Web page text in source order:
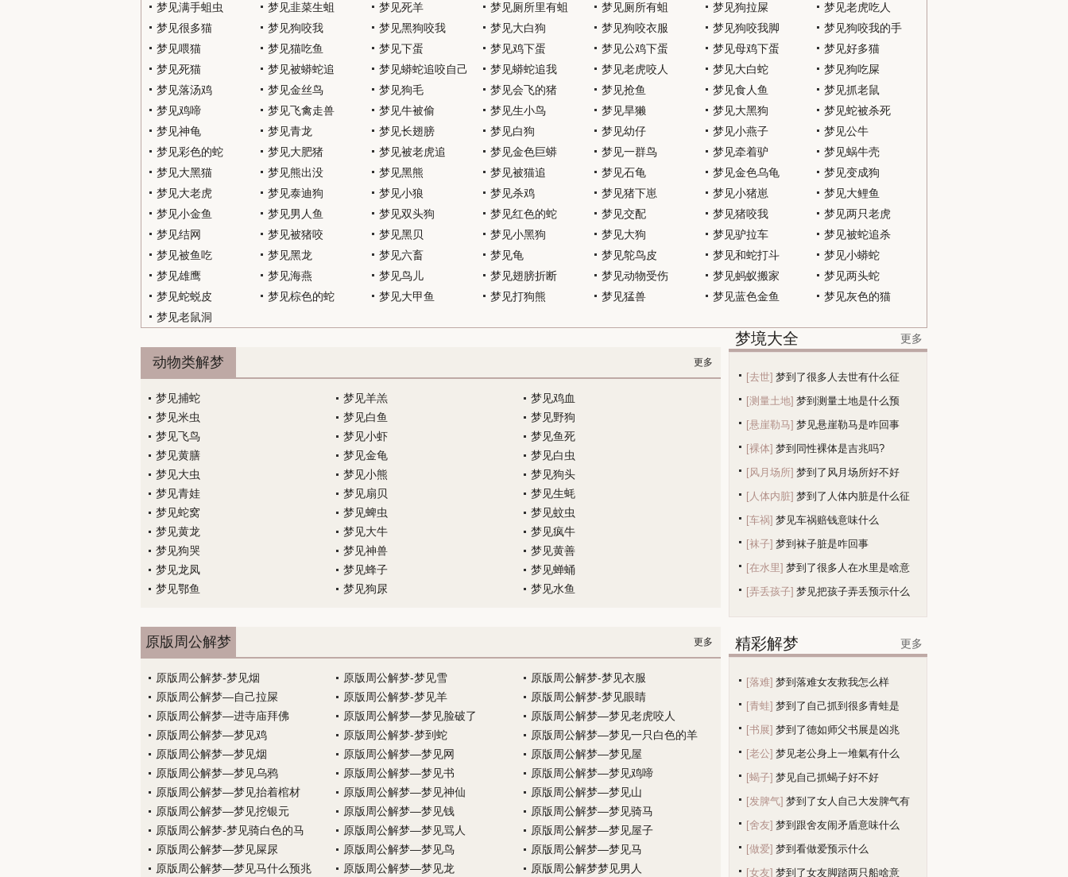
梦见满手蛆虫
梦见韭菜生蛆 梦见死羊 梦见厕所里有蛆 梦见厕所有蛆 梦见狗拉屎
梦见老虎吃人
梦见很多猫
梦见狗咬我 梦见黑狗咬我 梦见大白狗 梦见狗咬衣服 梦见狗咬我脚
梦见狗咬我的手
梦见喂猫
梦见猫吃鱼 梦见下蛋 梦见鸡下蛋 梦见公鸡下蛋 梦见母鸡下蛋
梦见好多猫
梦见死猫
梦见被蟒蛇追 梦见蟒蛇追咬自己 梦见蟒蛇追我 梦见老虎咬人 梦见大白蛇
梦见狗吃屎
梦见落汤鸡
梦见金丝鸟 梦见狗毛 梦见会飞的猪 梦见抢鱼 梦见食人鱼
梦见抓老鼠
梦见鸡啼
梦见飞禽走兽 梦见牛被偷 梦见生小鸟 梦见旱獭 梦见大黑狗
梦见蛇被杀死
梦见神龟
梦见青龙 梦见长翅膀 梦见白狗 梦见幼仔 梦见小燕子
梦见公牛
梦见彩色的蛇
梦见大肥猪 梦见被老虎追 梦见金色巨蟒 梦见一群鸟 梦见牵着驴
梦见蜗牛壳
梦见大黑猫
梦见熊出没 梦见黑熊 梦见被猫追 梦见石龟 梦见金色乌龟
梦见变成狗
梦见大老虎
梦见泰迪狗 梦见小狼 梦见杀鸡 梦见猪下崽 梦见小猪崽
梦见大鲤鱼
梦见小金鱼
梦见男人鱼 梦见双头狗 梦见红色的蛇 梦见交配 梦见猪咬我
梦见两只老虎
梦见结网
梦见被猪咬 梦见黑贝 梦见小黑狗 梦见大狗 梦见驴拉车
梦见被蛇追杀
梦见被鱼吃
梦见黑龙 梦见六畜 梦见龟 梦见鸵鸟皮 梦见和蛇打斗
梦见小蟒蛇
梦见雄鹰
梦见海燕 梦见鸟儿 梦见翅膀折断 梦见动物受伤 梦见蚂蚁搬家
梦见两头蛇
梦见蛇蜕皮
梦见棕色的蛇 梦见大甲鱼 梦见打狗熊 梦见猛兽 梦见蓝色金鱼
梦见灰色的猫
梦见老鼠洞
动物类解梦 更多
梦见捕蛇 梦见羊羔
梦见鸡血
梦见米虫
梦见白鱼
梦见野狗
梦见飞鸟
梦见小虾
梦见鱼死
梦见黄膳
梦见金龟
梦见白虫
梦见大虫
梦见小熊
梦见狗头
梦见青娃
梦见扇贝
梦见生蚝
梦见蛇窝
梦见蜱虫
梦见蚊虫
梦见黄龙
梦见大牛
梦见疯牛
梦见狗哭
梦见神兽
梦见黄善
梦见龙凤
梦见蜂子
梦见蝉蛹
梦见鄂鱼
梦见狗尿 梦见水鱼
原版周公解梦 更多
原版周公解梦-梦见烟 原版周公解梦-梦见雪
原版周公解梦-梦见衣服
原版周公解梦—自己拉屎
原版周公解梦-梦见羊
原版周公解梦-梦见眼睛
原版周公解梦—进寺庙拜佛
原版周公解梦—梦见脸破了
原版周公解梦—梦见老虎咬人
原版周公解梦—梦见鸡
原版周公解梦-梦到蛇
原版周公解梦—梦见一只白色的羊
原版周公解梦—梦见烟
原版周公解梦—梦见网
原版周公解梦—梦见屋
原版周公解梦—梦见乌鸦
原版周公解梦—梦见书
原版周公解梦—梦见鸡啼
原版周公解梦—梦见抬着棺材
原版周公解梦—梦见神仙
原版周公解梦—梦见山
原版周公解梦—梦见挖银元
原版周公解梦—梦见钱
原版周公解梦—梦见骑马
原版周公解梦-梦见骑白色的马
原版周公解梦—梦见骂人
原版周公解梦—梦见屋子
原版周公解梦—梦见屎尿
原版周公解梦—梦见鸟
原版周公解梦—梦见马
原版周公解梦—梦见马什么预兆
原版周公解梦—梦见龙 原版周公解梦梦见男人
梦境大全 更多
[去世] 梦到了很多人去世有什么征
[测量土地] 梦到测量土地是什么预
兆？[悬崖勒马] 梦见悬崖勒马是咋回事
[裸体] 梦到同性裸体是吉兆吗?
[风月场所] 梦到了风月场所好不好
[人体内脏] 梦到了人体内脏是什么征
兆 [车祸] 梦见车祸赔钱意味什么
[袜子] 梦到袜子脏是咋回事
[在水里] 梦到了很多人在水里是啥意
[弄丢孩子] 梦见把孩子弄丢预示什么
精彩解梦 更多
[落难] 梦到落难女友救我怎么样
[青蛙] 梦到了自己抓到很多青蛙是
[书展] 梦到了德如师父书展是凶兆
[老公] 梦见老公身上一堆氣有什么
[蝎子] 梦见自己抓蝎子好不好
[发脾气] 梦到了女人自己大发脾气有
[舍友] 梦到跟舍友闹矛盾意味什么
[做爱] 梦到看做爱预示什么
[女友] 梦到了女友脚踏两只船啥意